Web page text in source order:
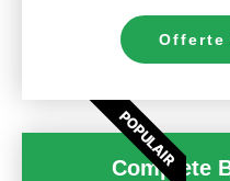
Offerte
POPULAIR
Complete